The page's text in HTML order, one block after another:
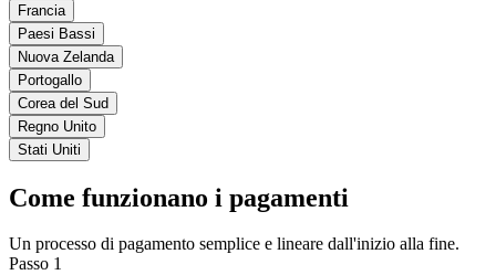
Francia
Paesi Bassi
Nuova Zelanda
Portogallo
Corea del Sud
Regno Unito
Stati Uniti
Come funzionano i pagamenti
Un processo di pagamento semplice e lineare dall'inizio alla fine.
Passo 1